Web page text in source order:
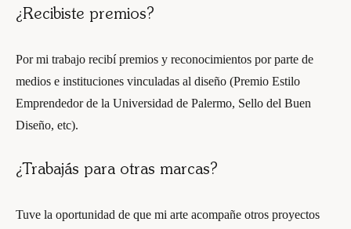
¿Recibiste premios?
Por mi trabajo recibí premios y reconocimientos por parte de
medios e instituciones vinculadas al diseño (Premio Estilo
Emprendedor de la Universidad de Palermo, Sello del Buen
Diseño, etc).
¿Trabajás para otras marcas?
Tuve la oportunidad de que mi arte acompañe otros proyectos